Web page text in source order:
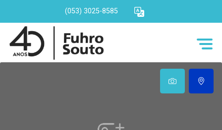
(053) 3025-8585